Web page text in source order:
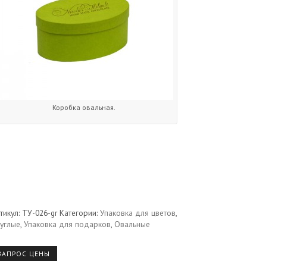
Коробка овальная.
ТУ-026-gr Категории:Упаковка для цветов,
,Упаковка для подарков, Овальные
ЦЕНЫ